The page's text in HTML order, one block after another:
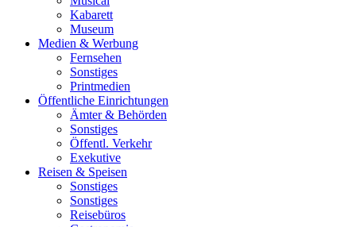
Kabarett
Museum
Medien & Werbung
Fernsehen
Sonstiges
Printmedien
Öffentliche Einrichtungen
Ämter & Behörden
Sonstiges
Öffentl. Verkehr
Exekutive
Reisen & Speisen
Sonstiges
Sonstiges
Reisebüros